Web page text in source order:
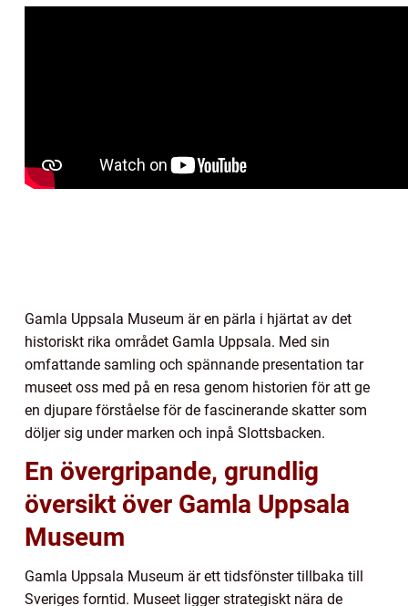
Gamla Uppsala Museum är en pärla i hjärtat av det
historiskt rika området Gamla Uppsala. Med sin
omfattande samling och spännande presentation tar
museet oss med på en resa genom historien för att ge
en djupare förståelse för de fascinerande skatter som
döljer sig under marken och inpå Slottsbacken.
En övergripande, grundlig
översikt över Gamla Uppsala
Museum
Gamla Uppsala Museum är ett tidsfönster tillbaka till
Sveriges forntid. Museet ligger strategiskt nära de